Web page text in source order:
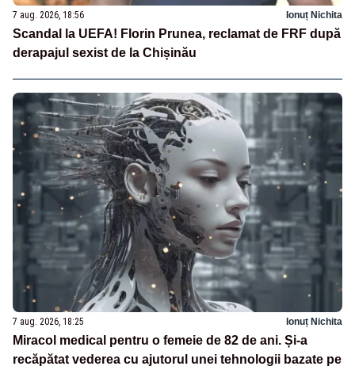
7 aug. 2026, 18:56 Ionuț Nichita
Scandal la UEFA! Florin Prunea, reclamat de FRF după
derapajul sexist de la Chișinău
7 aug. 2026, 18:25 Ionuț Nichita
Miracol medical pentru o femeie de 82 de ani. Și-a
recăpătat vederea cu ajutorul unei tehnologii bazate pe